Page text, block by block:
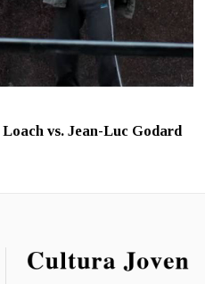
vs. Jean-Luc Godard